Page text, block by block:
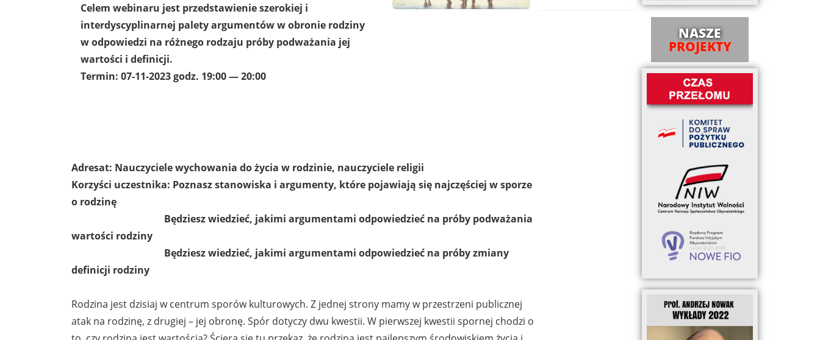
Celem webinaru jest przedstawienie szerokiej i
interdyscyplinarnej palety argumentów w obronie rodziny
w odpowiedzi na różnego rodzaju próby podważania jej
wartości i definicji.
Termin: 07-11-2023 godz. 19:00 — 20:00
Adresat: Nauczyciele wychowania do życia w rodzinie, nauczyciele religii
Korzyści uczestnika: Poznasz stanowiska i argumenty, które pojawiają się najczęściej w sporze
o rodzinę
Będziesz wiedzieć, jakimi argumentami odpowiedzieć na próby podważania
wartości rodziny
Będziesz wiedzieć, jakimi argumentami odpowiedzieć na próby zmiany
definicji rodziny
Rodzina jest dzisiaj w centrum sporów kulturowych. Z jednej strony mamy w przestrzeni publicznej
atak na rodzinę, z drugiej – jej obronę. Spór dotyczy dwu kwestii. W pierwszej kwestii spornej chodzi o
NASZE
PROJEKTY